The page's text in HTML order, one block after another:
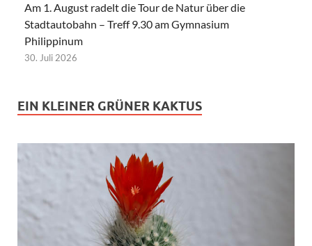
Am 1. August radelt die Tour de Natur über die
Stadtautobahn – Treff 9.30 am Gymnasium
Philippinum
30. Juli 2026
EIN KLEINER GRÜNER KAKTUS